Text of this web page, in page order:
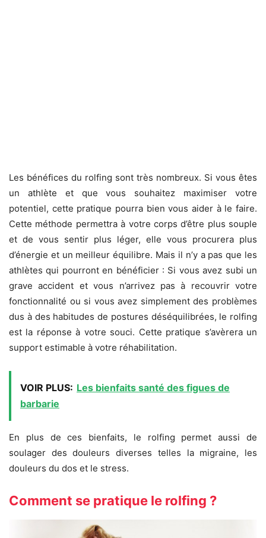
Les bénéfices du rolfing sont très nombreux. Si vous êtes
un athlète et que vous souhaitez maximiser votre
potentiel, cette pratique pourra bien vous aider à le faire.
Cette méthode permettra à votre corps d’être plus souple
et de vous sentir plus léger, elle vous procurera plus
d’énergie et un meilleur équilibre. Mais il n’y a pas que les
athlètes qui pourront en bénéficier : Si vous avez subi un
grave accident et vous n’arrivez pas à recouvrir votre
fonctionnalité ou si vous avez simplement des problèmes
dus à des habitudes de postures déséquilibrées, le rolfing
est la réponse à votre souci. Cette pratique s’avèrera un
support estimable à votre réhabilitation.
VOIR PLUS: Les bienfaits santé des figues de
barbarie
En plus de ces bienfaits, le rolfing permet aussi de
soulager des douleurs diverses telles la migraine, les
douleurs du dos et le stress.
Comment se pratique le rolfing ?